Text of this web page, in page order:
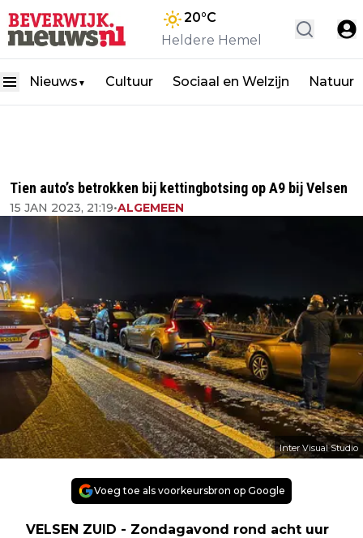
20°C
Heldere Hemel
Nieuws ▼ Cultuur Sociaal en Welzijn Natuur
Tien auto’s betrokken bij kettingbotsing op A9 bij Velsen
15 JAN 2023, 21:19•ALGEMEEN
Inter Visual Studio
Voeg toe als voorkeursbron op Google
VELSEN ZUID - Zondagavond rond acht uur